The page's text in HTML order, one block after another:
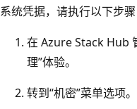
系统凭据，请执行以下步骤
在 Azure Stack Hub
理”体验。
转到“机密”菜单选项。